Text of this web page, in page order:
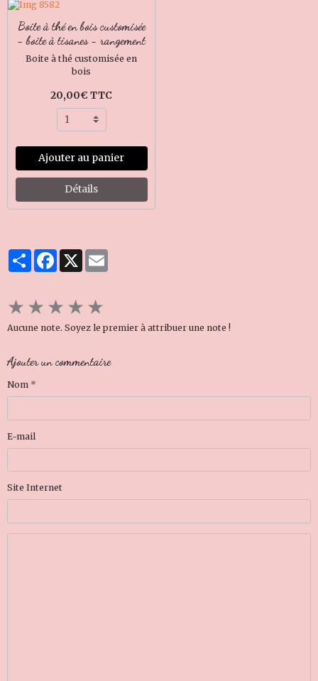
Boite à thé en bois customisée
- boite à tisanes - rangement
Boite à thé customisée en
bois
20,00€ TTC
Ajouter au panier
Détails
PartagerFacebook
X
★★★★★
Aucune note. Soyez le premier à attribuer une note !
Ajouter un commentaire
Nom
E-mail
Site Internet